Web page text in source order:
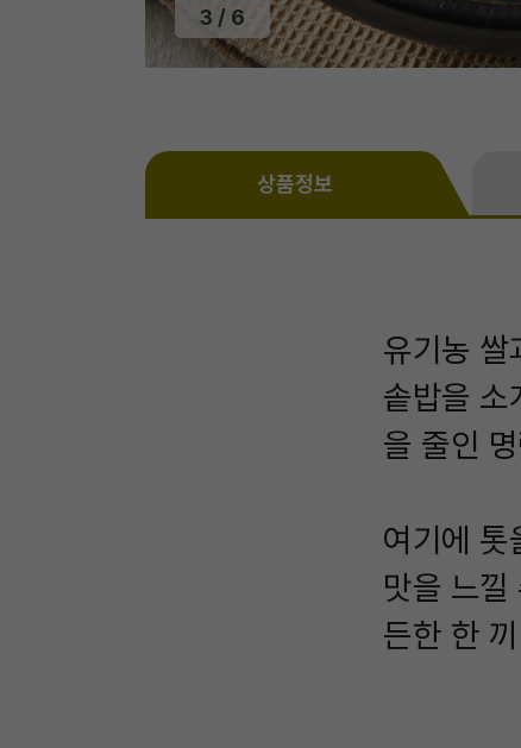
3 / 6
상품정보
유기농 쌀
솥밥을 소
을 줄인
여기에 톳
맛을 느
든한 한